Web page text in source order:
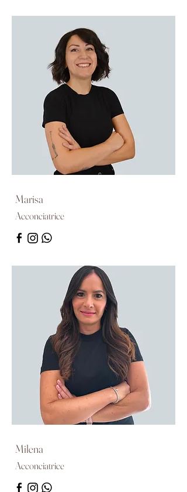
Marisa
Acconciatrice
Milena
Acconciatrice